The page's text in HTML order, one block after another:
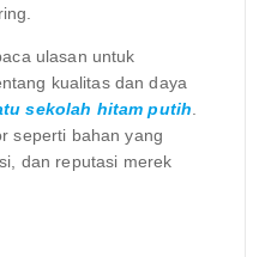
ulasan untuk
kualitas dan daya
sekolah hitam putih
seperti bahan yang
dan reputasi merek